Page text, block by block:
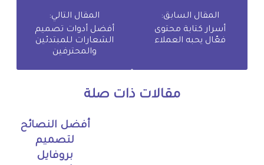
المقال السابق:
أسرار كتابة محتوى
فعّال يحبه العملاء
المقال التالي:
أفضل أدوات تصميم
الشعارات للمبتدئين
والمحترفين
مقالات ذات صلة
أفضل النصائح
لتصميم
بروفايل